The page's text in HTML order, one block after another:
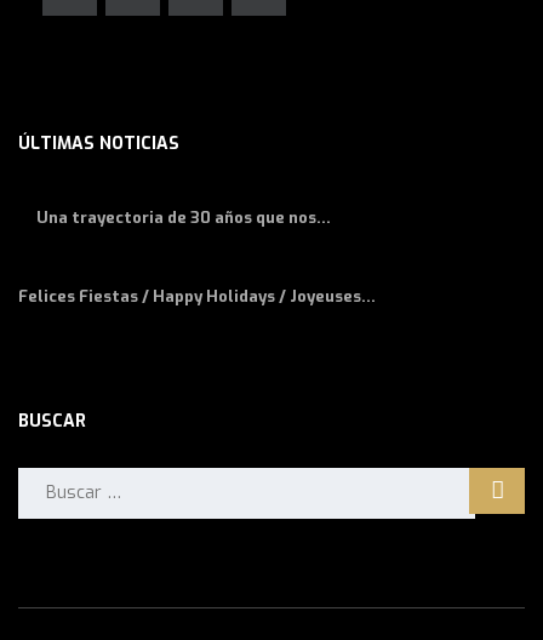
ÚLTIMAS NOTICIAS
Una trayectoria de 30 años que nos...
Felices Fiestas / Happy Holidays / Joyeuses...
BUSCAR
Buscar: